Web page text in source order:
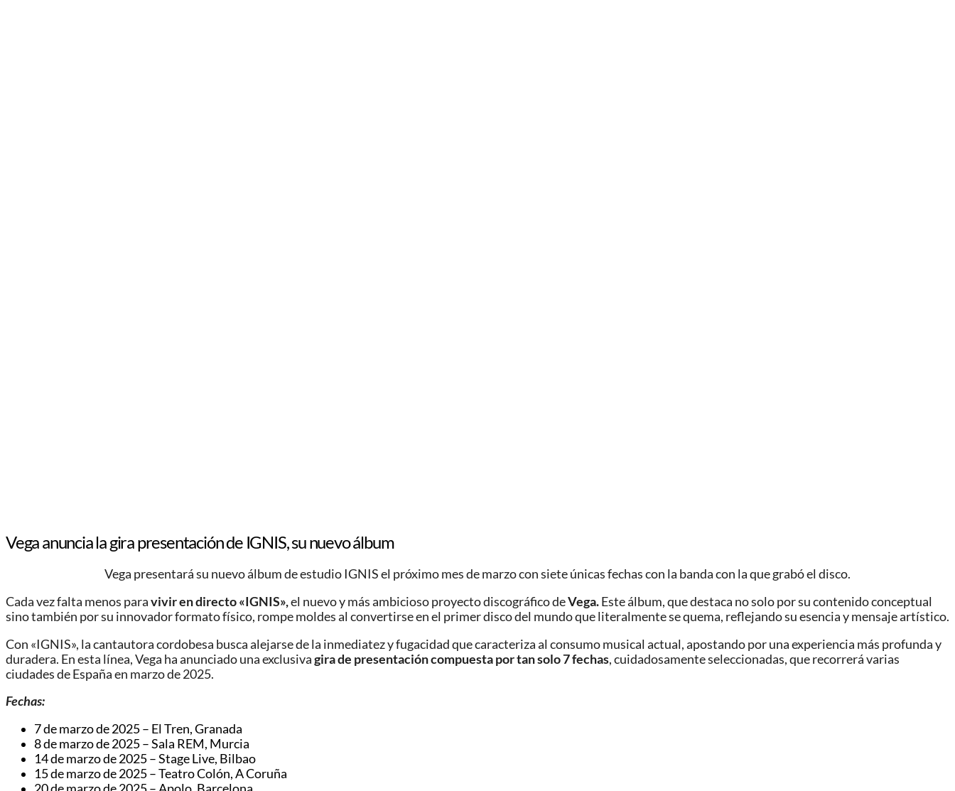
Vega anuncia la gira presentación de IGNIS, su nuevo álbum
Vega presentará su nuevo álbum de estudio IGNIS el próximo mes de marzo con siete únicas fechas con la banda con la que grabó el disco.
Cada vez falta menos paravivir en directo «IGNIS»,el nuevo y más ambicioso proyecto discográfico deVega.Este álbum, que destaca no solo por su contenido conceptual
sino también por su innovador formato físico, rompe moldes al convertirse en el primer disco del mundo que literalmente se quema, reflejando su esencia y mensaje artístico.
Con «IGNIS», la cantautora cordobesa busca alejarse de la inmediatez y fugacidad que caracteriza al consumo musical actual, apostando por una experiencia más profunda y
duradera. En esta línea, Vega ha anunciado una exclusivagira de presentación compuesta por tan solo 7 fechas, cuidadosamente seleccionadas, que recorrerá varias
ciudades de España en marzo de 2025.
Fechas:
7 de marzo de 2025 – El Tren, Granada
8 de marzo de 2025 – Sala REM, Murcia
14 de marzo de 2025 – Stage Live, Bilbao
15 de marzo de 2025 – Teatro Colón, A Coruña